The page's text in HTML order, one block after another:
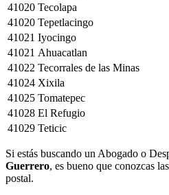
41020 Tecolapa
41020 Tepetlacingo
41021 Iyocingo
41021 Ahuacatlan
41022 Tecorrales de las Minas
41024 Xixila
41025 Tomatepec
41028 El Refugio
41029 Teticic
Si estás buscando un Abogado o
Guerrero, es bueno que conozcas
postal.